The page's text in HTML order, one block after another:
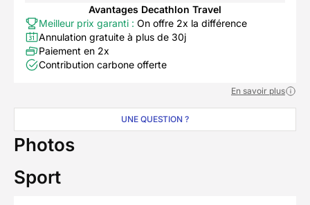
Avantages Decathlon Travel
Meilleur prix garanti : On offre 2x la différence
Annulation gratuite à plus de 30j
Paiement en 2x
Contribution carbone offerte
En savoir plus
UNE QUESTION ?
Photos
Sport